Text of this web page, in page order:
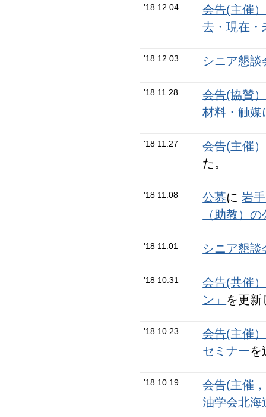
'18 12.04
会告(主催）
去・現在・
'18 12.03 シニア懇談
'18 11.28
会告(協賛）
材料・触媒
'18 11.27
会告(主催）
た。
'18 11.08 公募に岩
（助教）
'18 11.01 シニア懇談
'18 10.31
会告(共催）
ン」 を更新
'18 10.23
会告(主催）
セミナーを
'18 10.19
会告(主催
油学会北海